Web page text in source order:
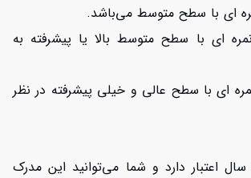
نمره بین 72_94 نمره ای با سطح متوسط بالا یا پیشرفته به
بین 95_120 نمره ای با سطح عالی و خیلی پیشرفته در نظر
آزمون برای 2 سال اعتبار دارد و شما می‌توانید این مدرک